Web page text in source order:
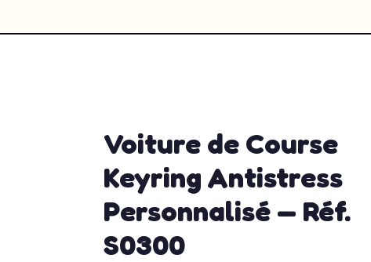
Voiture de Course
Keyring Antistress
Personnalisé — Réf.
S0300